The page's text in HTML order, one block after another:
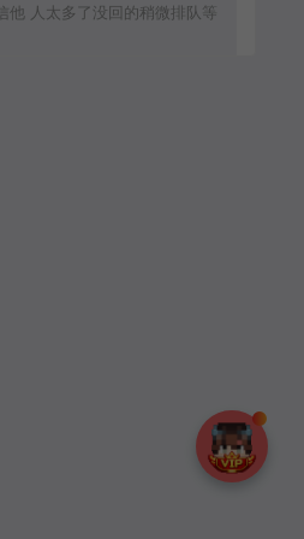
他 人太多了没回的稍微排队等